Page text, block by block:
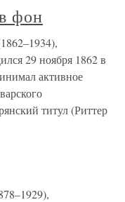
фон
29 ноября 1862 в
активное
титул (Риттер